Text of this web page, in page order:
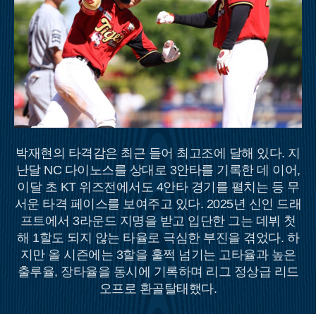
박재현의 타격감은 최근 들어 최고조에 달해 있다. 지
난달 NC 다이노스를 상대로 3안타를 기록한 데 이어,
이달 초 KT 위즈전에서도 4안타 경기를 펼치는 등 무
서운 타격 페이스를 보여주고 있다. 2025년 신인 드래
프트에서 3라운드 지명을 받고 입단한 그는 데뷔 첫
해 1할도 되지 않는 타율로 극심한 부진을 겪었다. 하
지만 올 시즌에는 3할을 훌쩍 넘기는 고타율과 높은
출루율, 장타율을 동시에 기록하며 리그 정상급 리드
오프로 환골탈태했다.